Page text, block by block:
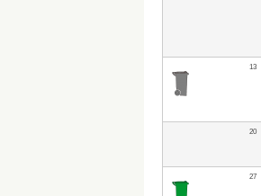
13
20
27